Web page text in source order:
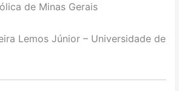
de Minas Gerais
Lemos Júnior – Universidade de